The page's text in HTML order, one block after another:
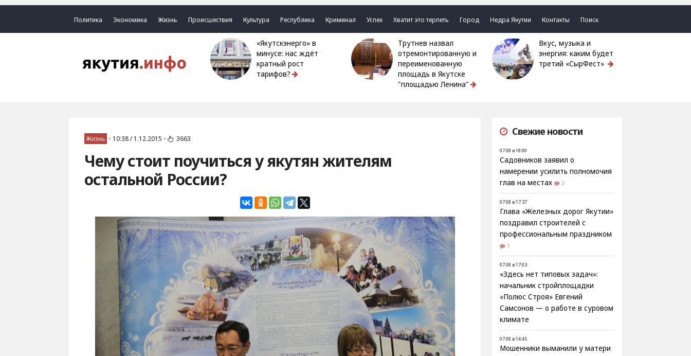
Политика Экономика Жизнь Происшествия Культура Республика Криминал Успех Хватит это терпеть Город Недра Якутии Контакты Поиск
«Якутскэнерго» в
минусе: нас ждёт
кратный рост
тарифов?
Трутнев назвал
отремонтированную и
переименованную
площадь в Якутске
"площадью Ленина"
Вкус, музыка и
энергия: каким будет
третий «СырФест»
Жизнь • 10:38 / 1.12.2015 • 3663
Чему стоит поучиться у якутян жителям
остальной России?
Свежие новости
07.08 в 18:00
Садовников заявил о
намерении усилить полномочия
глав на местах
2
07.08 в 17:37
Глава «Железных дорог Якутии»
поздравил строителей с
профессиональным праздником
1
07.08 в 17:03
«Здесь нет типовых задач»:
начальник стройплощадки
«Полюс Строя» Евгений
Самсонов — о работе в суровом
климате
07.08 в 14:45
Мошенники выманили у матери